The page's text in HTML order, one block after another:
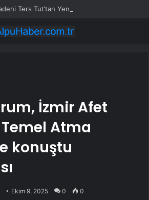
Ters Tut’tan Yeni İş Birliği: Vişne
İzmir Afet
Atma
konuştu
Ekim 9, 2025 0 0